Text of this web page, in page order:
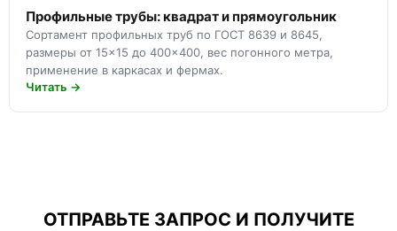
Профильные трубы: квадрат и прямоугольник
Сортамент профильных труб по ГОСТ 8639 и 8645,
размеры от 15×15 до 400×400, вес погонного метра,
применение в каркасах и фермах.
Читать →
ОТПРАВЬТЕ ЗАПРОС И ПОЛУЧИТЕ